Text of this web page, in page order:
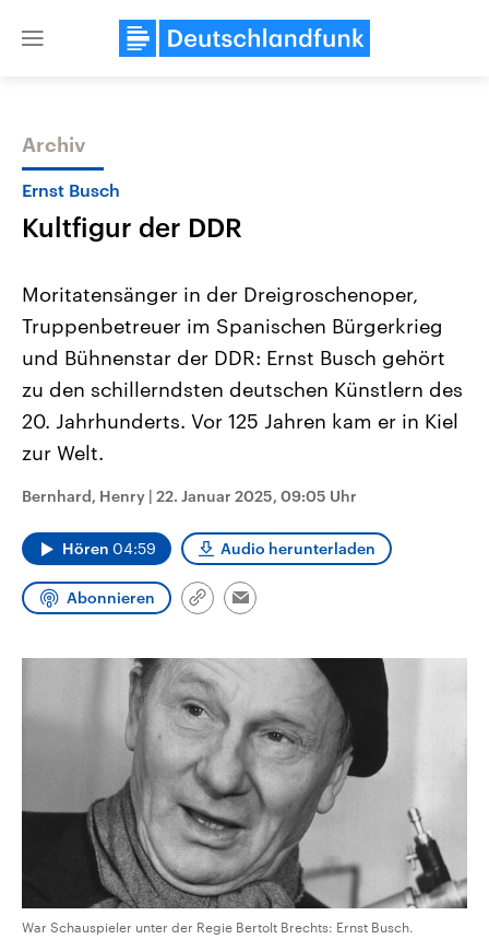
Close
Themen
Aktuelle Beiträge, Analysen und
Hintergründe
Wirtschaftlich und militärisch
gehören die Vereinigten Staaten zu
mit großem Einfluss auf das
aktuelle Weltgeschehen.
Nahostkonflikt
Aktuelle Lage und
Der Überfall der
Terrororganisation Hamas
Israel möchte die Hamas
Diese wird wie die
Sendungen Programm Podcasts
Audio-Archiv
Archiv
Ernst Busch
Kultfigur der DDR
Moritatensänger in der Dreigroschenoper,
Truppenbetreuer im Spanischen Bürgerkrieg
und Bühnenstar der DDR: Ernst Busch gehört
zu den schillerndsten deutschen Künstlern des
20. Jahrhunderts. Vor 125 Jahren kam er in Kiel
zur Welt.
Bernhard, Henry | 22. Januar 2025, 09:05 Uhr
Hören 04:59 Audio herunterladen
Abonnieren
Link
Email
War Schauspieler unter der Regie Bertolt Brechts: Ernst Busch.